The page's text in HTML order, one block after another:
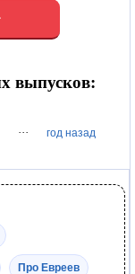
выпусков:
··· год назад
Про Евреев